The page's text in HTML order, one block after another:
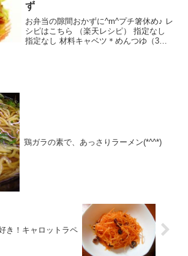
ず
お弁当の隙間おかずに^m^プチ箸休め♪ レ
シピはこちら （楽天レシピ） 指定なし
指定なし 材料キャベツ＊めんつゆ（3倍
鶏ガラの素で、あっさりラーメン(*^^*)
き！キャロットラペ